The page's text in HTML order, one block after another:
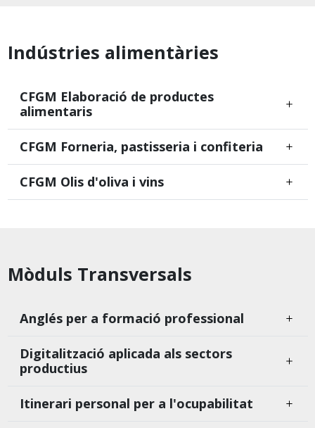
Indústries alimentàries
CFGM Elaboració de productes
alimentaris
CFGM Forneria, pastisseria i confiteria
CFGM Olis d'oliva i vins
Mòduls Transversals
Anglés per a formació professional
Digitalització aplicada als sectors
productius
Itinerari personal per a l'ocupabilitat